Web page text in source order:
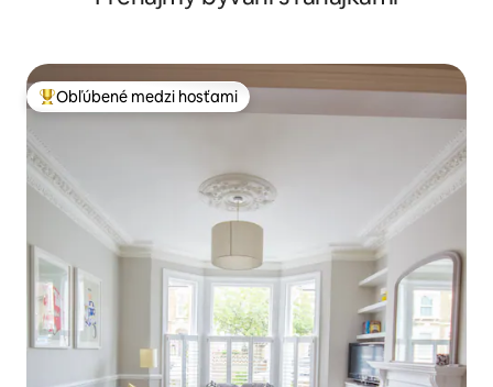
Najobľúbenejšie medzi hosťami
Obľúbené medzi hosťami